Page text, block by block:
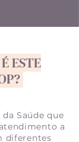
ESTE
Saúde que
a
diferentes